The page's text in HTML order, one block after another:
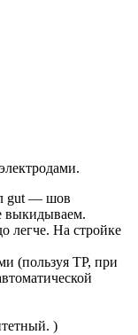
gut — шов
выкидываем.
легче. На стройке
(пользуя ТР, при
)